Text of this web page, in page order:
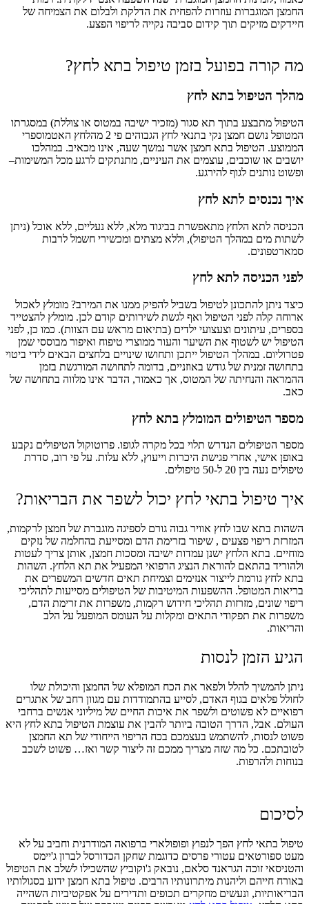
החמצן המוגברות עוזרות להפחית את הדלקת ולבלום את הצמיחה של
חיידקים מזיקים תוך קידום סביבה נקייה לריפוי הפצע.
מה קורה בפועל בזמן טיפול בתא לחץ?
מהלך הטיפול בתא לחץ
הטיפול מתבצע בתוך תא סגור (מזכיר ישיבה במטוס או צוללת) במסגרתו
המטופל נושם חמצן נקי בתנאי לחץ הגבוהים פי 2 מהלחץ האטמוספרי
הממוצע. הטיפול בתא חמצן אשר נמשך שעה, אינו מכאיב. במהלכו
יושבים או שוכבים, עוצמים את העיניים, מתנתקים לרגע מכל המשימות–
ופשוט נותנים לגוף להירגע.
איך נכנסים לתא לחץ
הכניסה לתא הלחץ מתאפשרת בביגוד מלא, ללא נעליים, ללא אוכל (ניתן
לשתות מים במהלך הטיפול), וללא מצתים ומכשירי חשמל לרבות
סמארטפונים.
לפני הכניסה לתא לחץ
כיצד ניתן להתכונן לטיפול בשביל להפיק ממנו את המירב? מומלץ לאכול
ארוחה קלה לפני הטיפול ואף לגשת לשירותים קודם לכן. מומלץ להצטייד
בספרים, עיתונים וצעצועי ילדים (בתיאום מראש עם הצוות). כמו כן, לפני
הטיפול יש לשטוף את השיער והעור ממוצרי טיפוח ואיפור מבוססי שמן
פטרוליום. במהלך הטיפול ייתכן ותחושו שינויים בלחצים הבאים לידי ביטוי
בתחושה זמנית של גודש באוזניים, בדומה לתחושה המורגשת בזמן
ההמראה והנחיתה של המטוס, אך כאמור, הדבר אינו מלווה בתחושה של
כאב.
מספר הטיפולים המומלץ בתא לחץ
מספר הטיפולים הנדרש תלוי בכל מקרה לגופו. פרוטוקול הטיפולים נקבע
באופן אישי, אחרי פגישת היכרות וייעוץ, ללא עלות. על פי רוב, סדרת
טיפולים נעה בין 20 ל-50 טיפולים.
איך טיפול בתאי לחץ יכול לשפר את הבריאות?
השהות בתא שבו לחץ אוויר גבוה גורם לספיגה מוגברת של חמצן לרקמות,
המזרזת ריפוי פצעים , שיפור בזרימת הדם ומסייעת בהחלמה של נזקים
מוחיים. בתא הלחץ ישנן עמדות ישיבה ומסכות חמצן, אותן צריך לעטות
ולהוריד בהתאם להוראת הנציג הרפואי המפעיל את תא הלחץ. השהות
בתא לחץ גורמת לייצור אנזימים וצמיחת תאים חדשים המשפרים את
בריאות המטופל. ההשפעות המיטיבות של הטיפולים מסייעות לתהליכי
ריפוי שונים, מזרזות תהליכי חידוש רקמות, משפרות את זרימת הדם,
משפרות את תפקודי התאים ומקלות על העומס המופעל על הלב
והריאות.
הגיע הזמן לנסות
ניתן להמשיך להלל ולפאר את הכח המופלא של החמצן והיכולת שלו
לחולל פלאים בגוף האדם, לסייע בהתמודדות עם מגוון רחב של אתגרים
רפואיים לא פשוטים ולשפר את איכות החיים של מיליוני אנשים ברחבי
העולם. אבל, הדרך הטובה ביותר להבין את עוצמת הטיפול בתא לחץ היא
פשוט לנסות, להשתמש בעצמכם בכח הריפוי הייחודי של תא החמצן
לטובתכם. כל מה שזה מצריך ממכם זה ליצור קשר ואז… פשוט לשכב
בנוחות ולהרפות.
לסיכום
טיפול בתאי לחץ הפך לנפוץ ופופולארי ברפואה המודרנית וחביב על לא
מעט ספורטאים עטורי פרסים כדוגמת שחקן הכדורסל לברון ג'יימס
והטניסאי זוכה הגראנד סלאם, נובאק ג'וקוביץ שהשכילו לשלב את הטיפול
באורח חייהם וליהנות מיתרונותיו הרבים. טיפול בתא חמצן ידוע בסגולותיו
הבריאותיות, ונעשים מחקרים תכופים ותדירים על אפקטיביות השהייה